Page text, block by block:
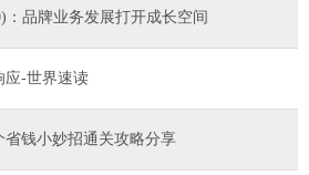
：品牌业务发展打开成长空间
应-世界速读
省钱小妙招通关攻略分享